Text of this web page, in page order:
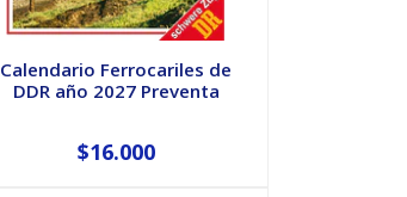
Calendario Ferrocariles de
DDR año 2027 Preventa
$16.000